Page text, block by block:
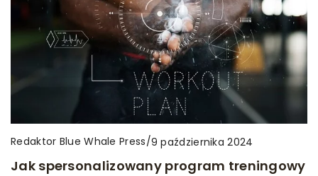
Redaktor Blue Whale Press/9 października 2024
Jak spersonalizowany program treningowy